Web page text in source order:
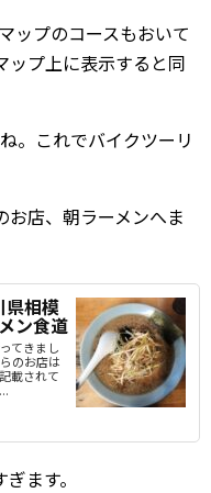
ップのコースもおいて
ップ上に表示すると同
。これでバイクツーリ
店、朝ラーメンへま
県相模
ン食道
てきまし
のお店は
載されて
ます。